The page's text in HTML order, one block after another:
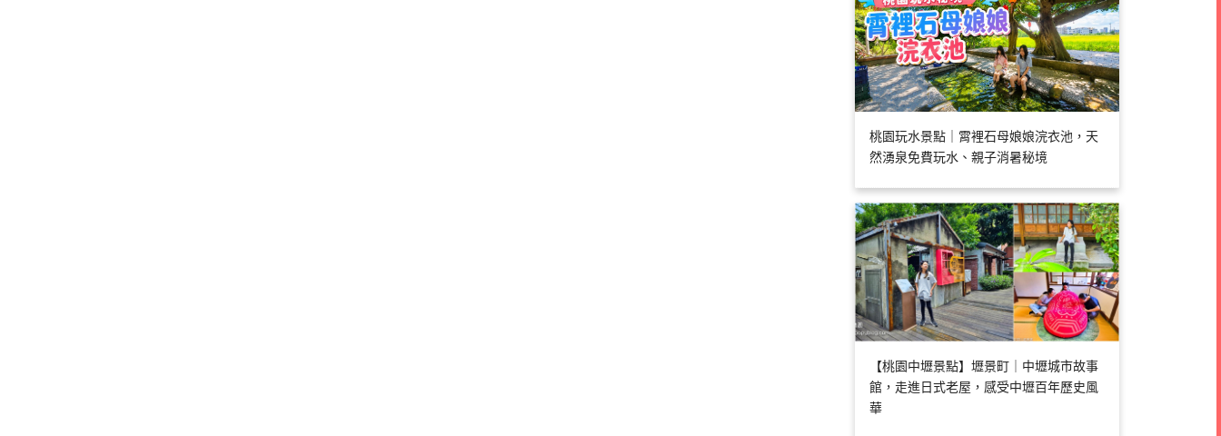
桃園玩水景點｜霄裡石母娘娘浣衣池，天
然湧泉免費玩水、親子消暑秘境
【桃園中壢景點】壢景町｜中壢城市故事
館，走進日式老屋，感受中壢百年歷史風
華